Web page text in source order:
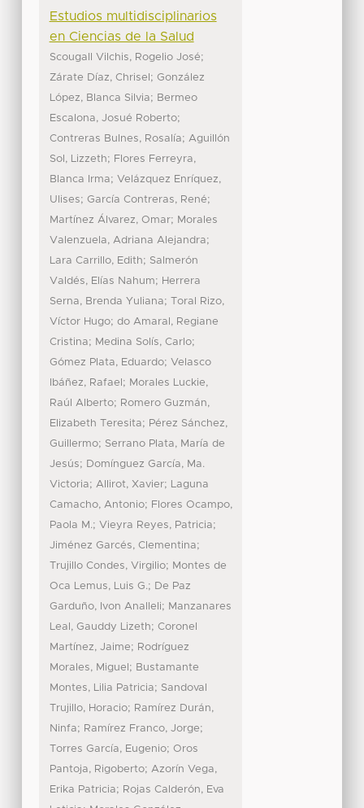
Estudios multidisciplinarios
en Ciencias de la Salud
Scougall Vilchis, Rogelio José;
Zárate Díaz, Chrisel ; González
López, Blanca Silvia; Bermeo
Escalona, Josué Roberto;
Contreras Bulnes, Rosalía; Aguillón
Sol, Lizzeth; Flores Ferreyra,
Blanca Irma; Velázquez Enríquez,
Ulises; García Contreras, René;
Martínez Álvarez, Omar; Morales
Valenzuela, Adriana Alejandra;
Lara Carrillo, Edith; Salmerón
Valdés, Elías Nahum; Herrera
Serna, Brenda Yuliana;
Toral Rizo,
Víctor Hugo; do Amaral, Regiane
Cristina; Medina Solís, Carlo;
Gómez Plata, Eduardo; Velasco
Ibáñez, Rafael ; Morales Luckie,
Raúl Alberto; Romero Guzmán,
Elizabeth Teresita; Pérez Sánchez,
Guillermo; Serrano Plata, María de
Jesús; Domínguez García, Ma.
Victoria; Allirot, Xavier; Laguna
Camacho, Antonio; Flores Ocampo,
Paola M.; Vieyra Reyes, Patricia;
Jiménez Garcés, Clementina;
Trujillo Condes, Virgilio; Montes de
Oca Lemus, Luis G.; De Paz
Garduño, Ivon Analleli; Manzanares
Leal, Gauddy Lizeth; Coronel
Martínez, Jaime; Rodríguez
Morales, Miguel ; Bustamante
Montes, Lilia Patricia; Sandoval
Trujillo, Horacio; Ramírez Durán,
Ninfa; Ramírez Franco, Jorge;
Torres García, Eugenio; Oros
Pantoja, Rigoberto; Azorín Vega,
Erika Patricia; Rojas Calderón, Eva